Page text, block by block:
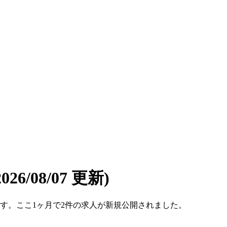
08/07 更新)
。ここ1ヶ月で2件の求人が新規公開されました。